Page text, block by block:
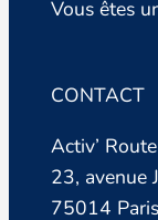
Vous êtes
CONTACT
Activ’ Route
23, avenue
75014 Paris